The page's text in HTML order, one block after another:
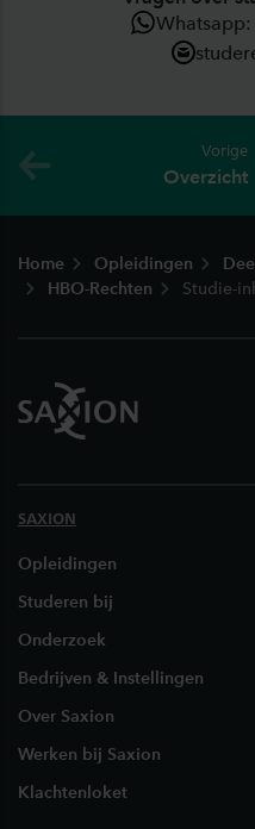
Vorige
Overzicht
Home Opleidingen
HBO-Rechten
Studie-
SAXION
Opleidingen
Studeren bij
Onderzoek
Bedrijven & Instellingen
Over Saxion
Werken bij Saxion
Klachtenloket